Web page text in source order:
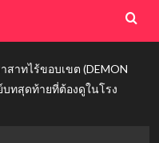
สาทไร้ขอบเขต (DEMON
บทสุดท้ายที่ต้องดูในโรง